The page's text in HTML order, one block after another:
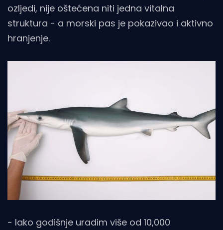
ozljedi, nije oštećena niti jedna vitalna
struktura - a morski pas je pokazivao i aktivno
hranjenje.
- Iako godišnje uradim više od 10,000